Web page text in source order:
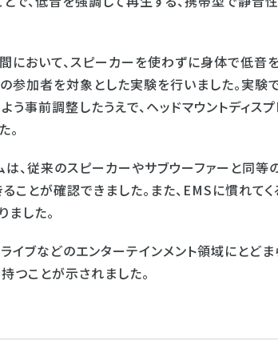
において、スピーカーを使わずに身体で低音
参加者を対象とした実験を行いました。実験
事前調整したうえで、ヘッドマウントディス
。
、従来のスピーカーやサブウーファーと同等
とが確認できました。また、EMSに慣れてく
した。
イブなどのエンターテインメント領域にとど
つことが示されました。